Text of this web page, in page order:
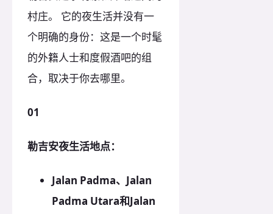
村庄。 它的夜生活并没有一
个明确的身份：这是一个时髦
的外籍人士和度假酒吧的组
合，取决于你去哪里。
01
勒吉安夜生活地点：
Jalan Padma、Jalan
Padma Utara和Jalan